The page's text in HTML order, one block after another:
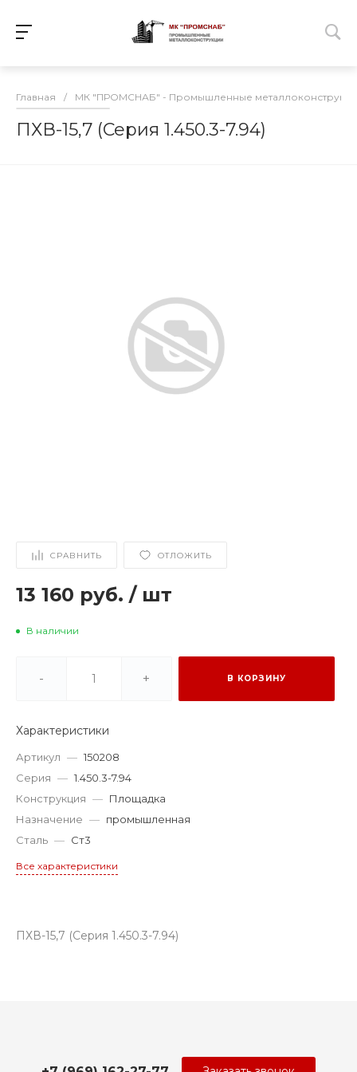
Главная / МК "ПРОМСНАБ" - Промышленные
ПХВ-15,7 (Серия 1.450.3-7.94)
СРАВНИТЬ ОТЛОЖИТЬ
13 160 руб. / шт
В наличии
- + В КОРЗИНУ
Характеристики
Артикул — 150208
Серия — 1.450.3-7.94
Конструкция — Площадка
Назначение — промышленная
Сталь — Ст3
Все характеристики
ПХВ-15,7 (Серия 1.450.3-7.94)